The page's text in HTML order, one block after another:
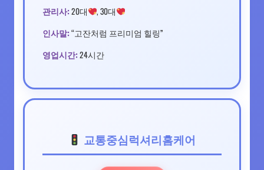
관리사: 20대 , 30대
인사말: “고잔처럼 프리미엄 힐링”
영업시간: 24시간
교통중심럭셔리홈케어